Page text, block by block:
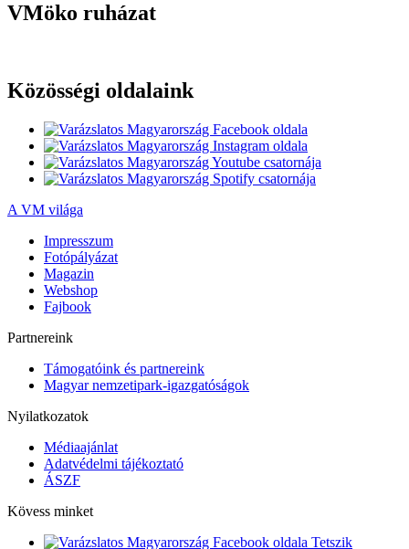
VMöko ruházat
Közösségi oldalaink
A VM világa
Impresszum
Fotópályázat
Magazin
Webshop
Fajbook
Partnereink
Támogatóink és partnereink
Magyar nemzetipark-igazgatóságok
Nyilatkozatok
Médiaajánlat
Adatvédelmi tájékoztató
ÁSZF
Kövess minket
Tetszik